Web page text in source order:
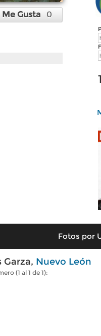
Me Gusta 0
Fotos por
Nuevo León
(1 al 1 de 1):